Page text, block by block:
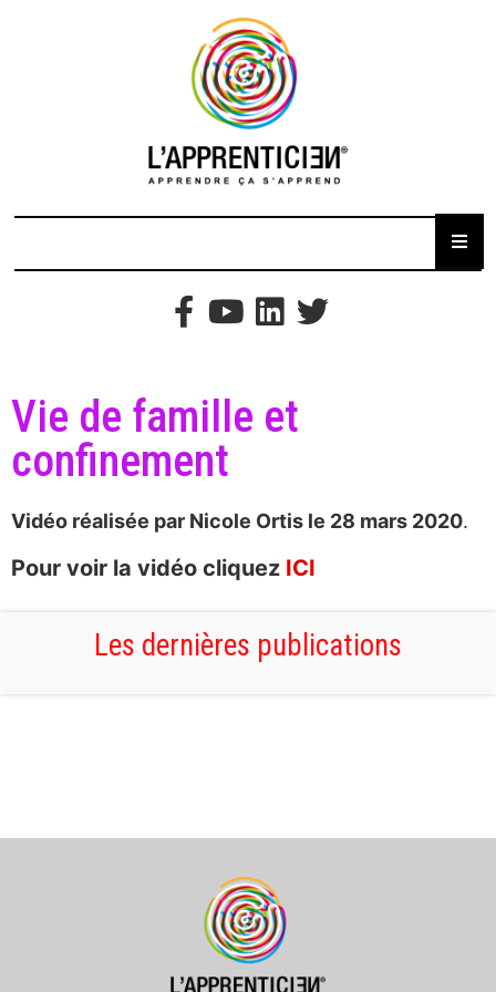
Vie de famille et
confinement
Vidéo réalisée par Nicole Ortis le 28 mars 2020.
Pour voir la vidéo cliquez ICI
Les dernières publications